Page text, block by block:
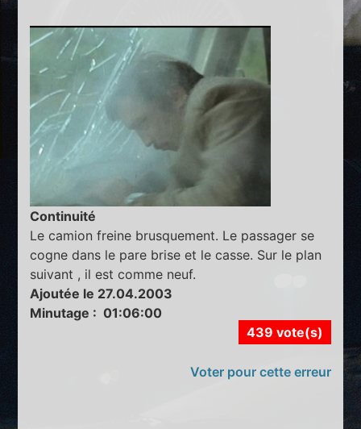
Continuité
Le camion freine brusquement. Le passager se
cogne dans le pare brise et le casse. Sur le plan
suivant , il est comme neuf.
Ajoutée le 27.04.2003
Minutage : 01:06:00
439 vote(s)
Voter pour cette erreur